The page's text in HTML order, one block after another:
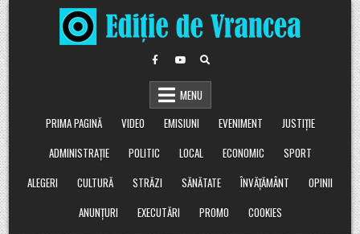
Skip
to
content
MENU
PRIMA PAGINĂ
VIDEO EMISIUNI EVENIMENT
JUSTIȚIE
ADMINISTRAȚIE
POLITIC LOCAL ECONOMIC
SPORT
ALEGERI
CULTURĂ STRĂZI SĂNĂTATE ÎNVĂȚĂMÂNT
OPINII
ANUNȚURI
EXECUTĂRI PROMO COOKIES